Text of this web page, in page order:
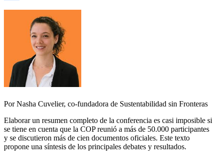
Por Nasha Cuvelier, co-fundadora de Sustentabilidad sin Fronteras
Elaborar un resumen completo de la conferencia es casi imposible si
se tiene en cuenta que la COP reunió a más de 50.000 participantes
y se discutieron más de cien documentos oficiales. Este texto
propone una síntesis de los principales debates y resultados.